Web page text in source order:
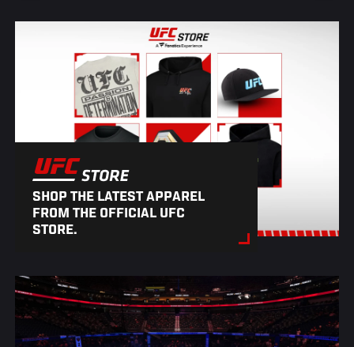
SHOP THE LATEST APPAREL
FROM THE OFFICIAL UFC
STORE.